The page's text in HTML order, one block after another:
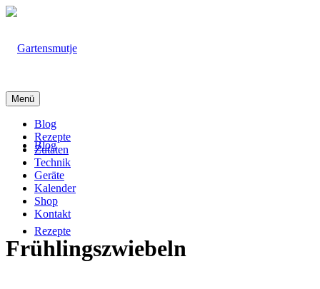
Blog
Rezepte
Menü
Blog
Rezepte
Zutaten
Technik
Geräte
Kalender
Shop
Kontakt
Frühlingszwiebeln